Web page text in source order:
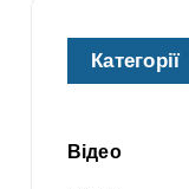
Категорії
Відео